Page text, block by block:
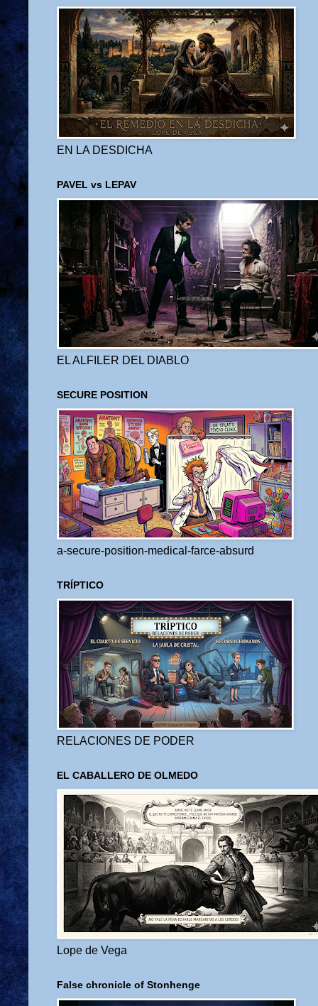
EN LA DESDICHA
PAVEL vs LEPAV
EL ALFILER DEL DIABLO
SECURE POSITION
a-secure-position-medical-farce-absurd
TRÍPTICO
RELACIONES DE PODER
EL CABALLERO DE OLMEDO
Lope de Vega
False chronicle of Stonhenge